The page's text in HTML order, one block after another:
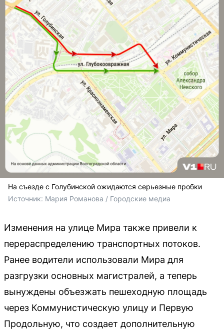
На съезде с Голубинской ожидаются серьезные пробки
Источник: Мария Романова / Городские медиа
Изменения на улице Мира также привели к
перераспределению транспортных потоков.
Ранее водители использовали Мира для
разгрузки основных магистралей, а теперь
вынуждены объезжать пешеходную площадь
через Коммунистическую улицу и Первую
Продольную, что создает дополнительную